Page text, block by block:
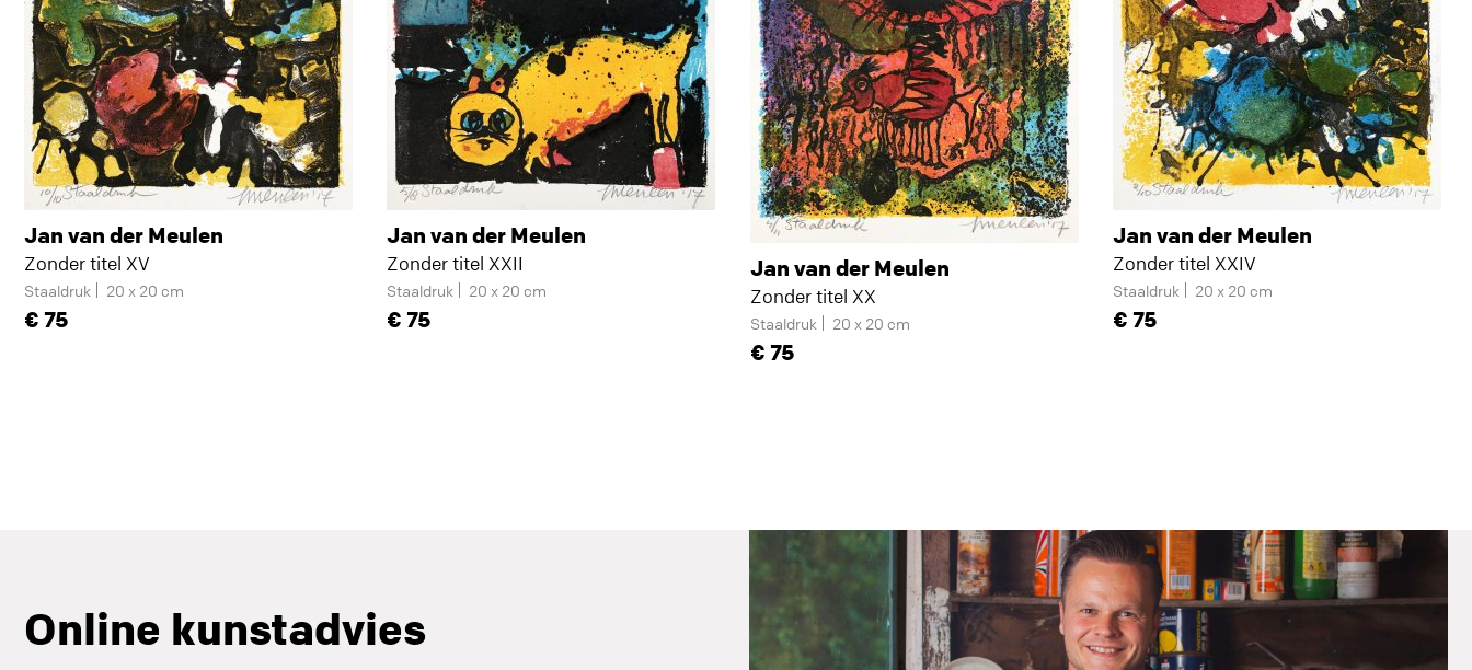
Jan van der Meulen
Zonder titel XV
Staaldruk 20 x 20 cm
75
Jan van der Meulen
Zonder titel XXII
Staaldruk 20 x 20 cm
75
Jan van der Meulen
Zonder titel XX
Staaldruk 20 x 20 cm
75
Jan van der Meulen
Zonder titel XXIV
Staaldruk 20 x 20 cm
75
Online kunstadvies